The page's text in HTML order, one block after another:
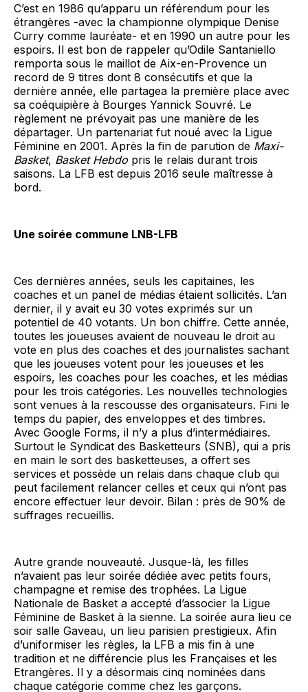
C’est en 1986 qu’apparu un référendum pour les
étrangères -avec la championne olympique Denise
Curry comme lauréate- et en 1990 un autre pour les
espoirs. Il est bon de rappeler qu’Odile Santaniello
remporta sous le maillot de Aix-en-Provence un
record de 9 titres dont 8 consécutifs et que la
dernière année, elle partagea la première place avec
sa coéquipière à Bourges Yannick Souvré. Le
règlement ne prévoyait pas une manière de les
départager. Un partenariat fut noué avec la Ligue
Féminine en 2001. Après la fin de parution de Maxi-
Basket, Basket Hebdo pris le relais durant trois
saisons. La LFB est depuis 2016 seule maîtresse à
bord.
Une soirée commune LNB-LFB
Ces dernières années, seuls les capitaines, les
coaches et un panel de médias étaient sollicités. L’an
dernier, il y avait eu 30 votes exprimés sur un
potentiel de 40 votants. Un bon chiffre. Cette année,
toutes les joueuses avaient de nouveau le droit au
vote en plus des coaches et des journalistes sachant
que les joueuses votent pour les joueuses et les
espoirs, les coaches pour les coaches, et les médias
pour les trois catégories. Les nouvelles technologies
sont venues à la rescousse des organisateurs. Fini le
temps du papier, des enveloppes et des timbres.
Avec Google Forms, il n’y a plus d’intermédiaires.
Surtout le Syndicat des Basketteurs (SNB), qui a pris
en main le sort des basketteuses, a offert ses
services et possède un relais dans chaque club qui
peut facilement relancer celles et ceux qui n’ont pas
encore effectuer leur devoir. Bilan : près de 90% de
suffrages recueillis.
Autre grande nouveauté. Jusque-là, les filles
n’avaient pas leur soirée dédiée avec petits fours,
champagne et remise des trophées. La Ligue
Nationale de Basket a accepté d’associer la Ligue
Féminine de Basket à la sienne. La soirée aura lieu ce
soir salle Gaveau, un lieu parisien prestigieux. Afin
d’uniformiser les règles, la LFB a mis fin à une
tradition et ne différencie plus les Françaises et les
Etrangères. Il y a désormais cinq nominées dans
chaque catégorie comme chez les garçons.